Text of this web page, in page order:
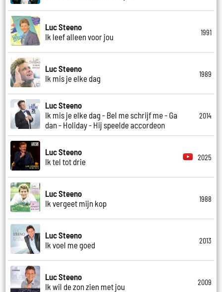
Luc Steeno
Ik leef alleen voor jou
1991
Luc Steeno
Ik mis je elke dag
1989
Luc Steeno
Ik mis je elke dag - Bel me schrijf me - Ga
dan - Holiday - Hij speelde accordeon
2014
Luc Steeno
Ik tel tot drie
2025
Luc Steeno
Ik vergeet mijn kop
1988
Luc Steeno
Ik voel me goed
2013
Luc Steeno
Ik wil de zon zien met jou
2009